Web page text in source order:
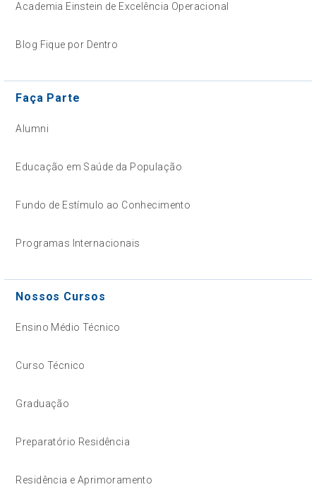
Academia Einstein de Excelência Operacional
Blog Fique por Dentro
Faça Parte
Alumni
Educação em Saúde da População
Fundo de Estímulo ao Conhecimento
Programas Internacionais
Nossos Cursos
Ensino Médio Técnico
Curso Técnico
Graduação
Preparatório Residência
Residência e Aprimoramento